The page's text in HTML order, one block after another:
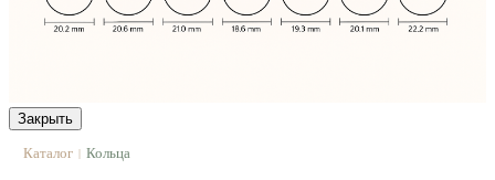
Закрыть
Каталог | Кольца